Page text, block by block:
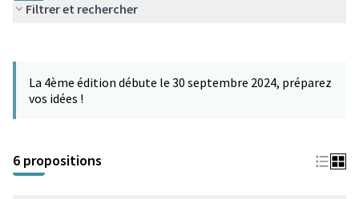
Filtrer et rechercher
−
La 4ème édition débute le 30 septembre 2024, préparez
vos idées !
6 propositions